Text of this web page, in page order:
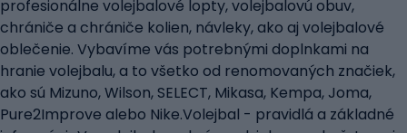
profesionálne volejbalové lopty, volejbalovú obuv,
chrániče a chrániče kolien, návleky, ako aj volejbalové
oblečenie. Vybavíme vás potrebnými doplnkami na
hranie volejbalu, a to všetko od renomovaných značiek,
ako sú Mizuno, Wilson, SELECT, Mikasa, Kempa, Joma,
Pure2Improve alebo Nike.Volejbal - pravidlá a základné